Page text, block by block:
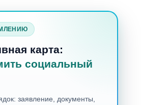
карта:
социальный
заявление, документы,